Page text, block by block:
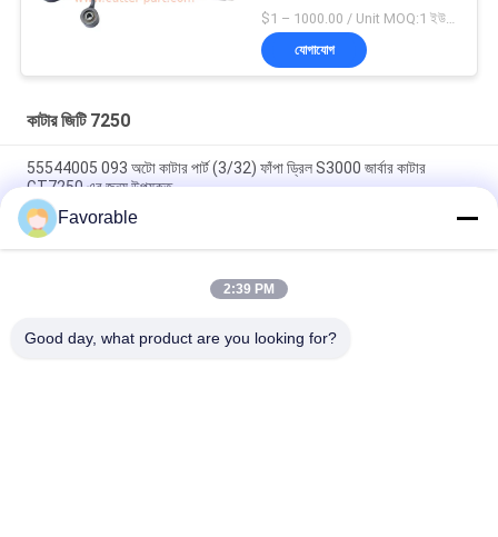
যোগাযোগ
কাটার জিটি 7250
55544005 093 অটো কাটার পার্ট (3/32) ফাঁপা ড্রিল S3000 জার্বার কাটার
GT7250 এর জন্য উপযুক্ত
ব্লু গারবার কাটার জিটি৭২৫০ টমসন লেয়ার # এসএসই-এম২০-০পিএন-ডব্লিউডব্লিউ
১৫৩৫০০৫৫৭
465500367 হেক্স নিপল ব্রাস এফটিজি ওয়েদারহেড 3325X2 গারবার কাটার জন্য
Favorable
2:39 PM
Good day, what product are you looking for?